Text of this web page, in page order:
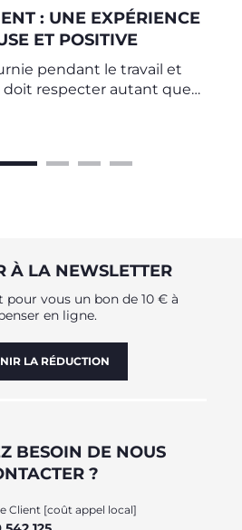
: UNE EXPÉRIENCE
ET POSITIVE
pendant le travail et
respecter autant que
À LA NEWSLETTER
vous un bon de 10 € à
en ligne.
LA RÉDUCTION
BESOIN DE NOUS
?
Client [coût appel local]